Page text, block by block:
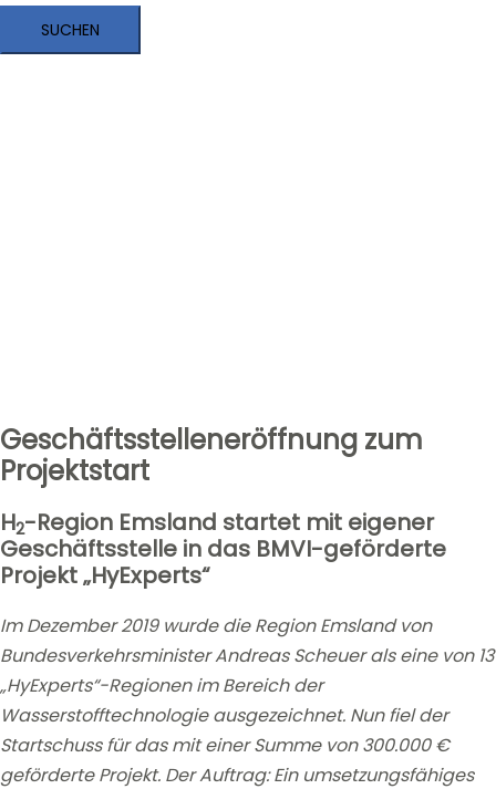
Geschäftsstelleneröffnung zum
Projektstart
H2-Region Emsland startet mit eigener
Geschäftsstelle in das BMVI-geförderte
Projekt „HyExperts“
Im Dezember 2019 wurde die Region Emsland von
Bundesverkehrsminister Andreas Scheuer als eine von 13
„HyExperts“-Regionen im Bereich der
Wasserstofftechnologie ausgezeichnet. Nun fiel der
Startschuss für das mit einer Summe von 300.000 €
geförderte Projekt. Der Auftrag: Ein umsetzungsfähiges